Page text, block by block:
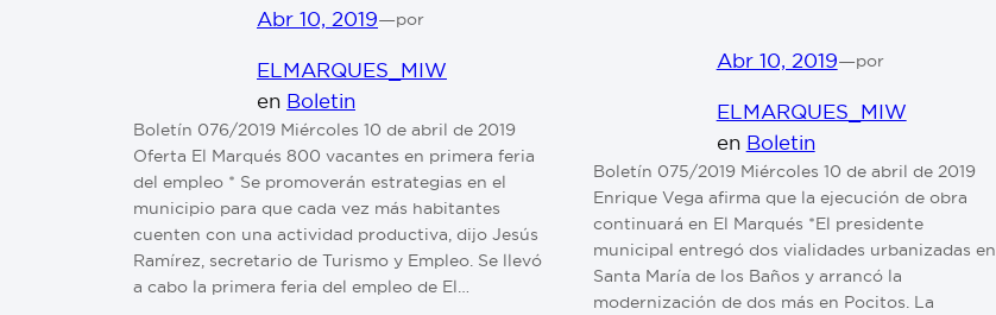
Abr 10, 2019—por
ELMARQUES_MIW
en Boletin
Boletín 076/2019 Miércoles 10 de abril de 2019
Oferta El Marqués 800 vacantes en primera feria
del empleo * Se promoverán estrategias en el
municipio para que cada vez más habitantes
cuenten con una actividad productiva, dijo Jesús
Ramírez, secretario de Turismo y Empleo. Se llevó
a cabo la primera feria del empleo de El…
Abr 10, 2019—por
ELMARQUES_MIW
en Boletin
Boletín 075/2019 Miércoles 10 de abril de 2019
Enrique Vega afirma que la ejecución de obra
continuará en El Marqués *El presidente
municipal entregó dos vialidades urbanizadas en
Santa María de los Baños y arrancó la
modernización de dos más en Pocitos. La